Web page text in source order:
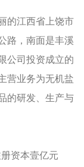
的江西省上饶市
路，南面是丰溪
公司投资成立的
营业务为无机盐
的研发、生产与
资本壹亿元